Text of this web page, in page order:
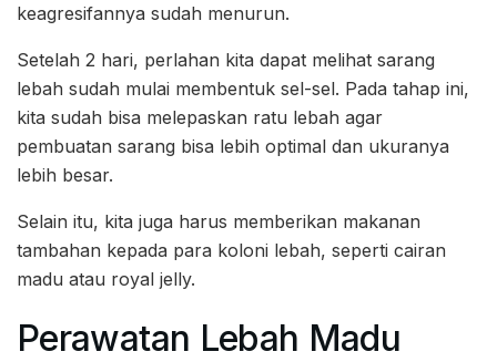
keagresifannya sudah menurun.
Setelah 2 hari, perlahan kita dapat melihat sarang
lebah sudah mulai membentuk sel-sel. Pada tahap ini,
kita sudah bisa melepaskan ratu lebah agar
pembuatan sarang bisa lebih optimal dan ukuranya
lebih besar.
Selain itu, kita juga harus memberikan makanan
tambahan kepada para koloni lebah, seperti cairan
madu atau royal jelly.
Perawatan Lebah Madu